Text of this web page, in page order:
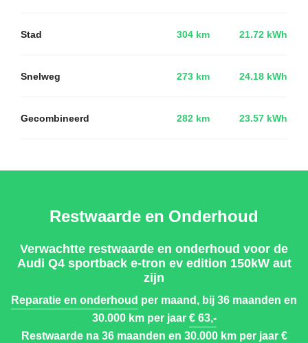
Stad 304 km 21.72 kWh
Snelweg 273 km 24.18 kWh
Gecombineerd 282 km 23.57 kWh
Restwaarde en Onderhoud
Verwachtte restwaarde en onderhoud voor de
Audi Q4 sportback e-tron ev edition 150kW aut
zijn
Reparatie en onderhoud per maand, bij 36 maanden en
30.000 km per jaar€ 63,-
Restwaardena 36 maanden en 30.000 km per jaar€